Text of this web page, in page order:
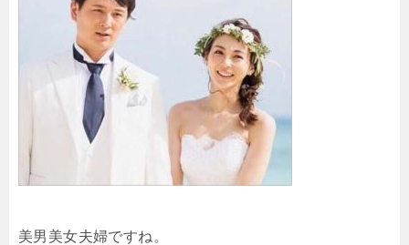
美男美女夫婦ですね。